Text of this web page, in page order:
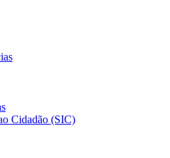
Cidadão (SIC)